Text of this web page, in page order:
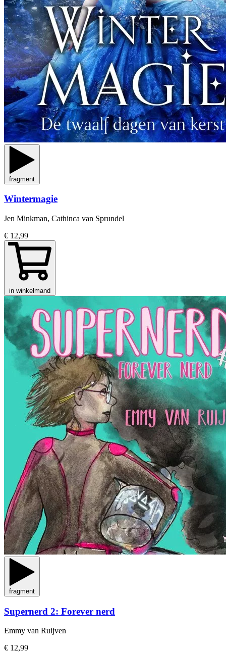
fragment
Wintermagie
Jen Minkman, Cathinca van Sprundel
€ 12,99
in winkelmand
fragment
Supernerd 2: Forever nerd
Emmy van Ruijven
€ 12,99